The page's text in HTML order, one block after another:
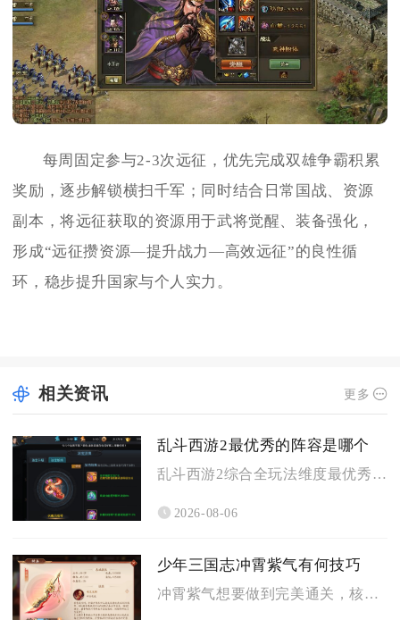
每周固定参与2-3次远征，优先完成双雄争霸积累
奖励，逐步解锁横扫千军；同时结合日常国战、资源
副本，将远征获取的资源用于武将觉醒、装备强化，
形成“远征攒资源—提升战力—高效远征”的良性循
环，稳步提升国家与个人实力。
相关资讯 更多
乱斗西游2最优秀的阵容是哪个
乱斗西游2综合全玩法维度最优秀的阵容为蛟魔王搭配魍魉与牛头马...
2026-08-06
少年三国志冲霄紫气有何技巧
冲霄紫气想要做到完美通关，核心技巧就是严格遵循拆帐篷、破机关...